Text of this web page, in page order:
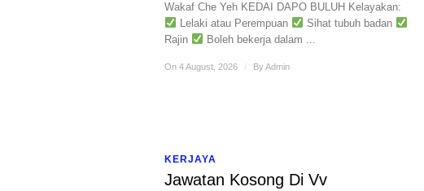
Wakaf Che Yeh KEDAI DAPO BULUH Kelayakan:
Lelaki atau Perempuan
Sihat tubuh badan
Rajin
Boleh bekerja dalam ...
On 4 August, 2026 / ByAdmin
KERJAYA
Jawatan Kosong Di Vv